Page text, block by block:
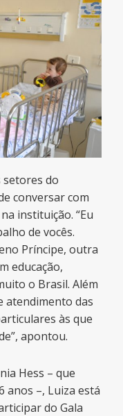
setores do
conversar com
instituição. “Eu
de vocês.
Príncipe, outra
educação,
o Brasil. Além
atendimento das
às que
apontou.
Hess – que
anos –, Luiza está
do Gala